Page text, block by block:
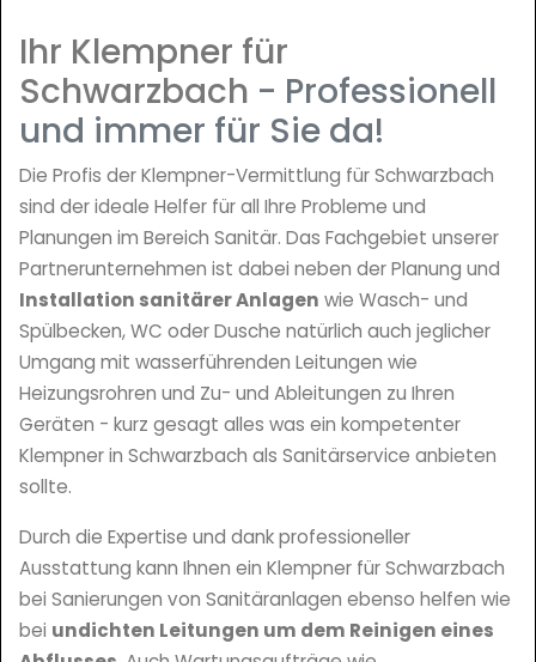
Ihr Klempner für
Schwarzbach - Professionell
und immer für Sie da!
Die Profis der Klempner-Vermittlung für Schwarzbach
sind der ideale Helfer für all Ihre Probleme und
Planungen im Bereich Sanitär. Das Fachgebiet unserer
Partnerunternehmen ist dabei neben der Planung und
Installation sanitärer Anlagen wie Wasch- und
Spülbecken, WC oder Dusche natürlich auch jeglicher
Umgang mit wasserführenden Leitungen wie
Heizungsrohren und Zu- und Ableitungen zu Ihren
Geräten - kurz gesagt alles was ein kompetenter
Klempner in Schwarzbach als Sanitärservice anbieten
sollte.
Durch die Expertise und dank professioneller
Ausstattung kann Ihnen ein Klempner für Schwarzbach
bei Sanierungen von Sanitäranlagen ebenso helfen wie
bei undichten Leitungen um dem Reinigen eines